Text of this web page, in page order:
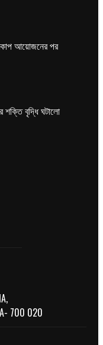
আয়োজনের পর
শক্তি বৃদ্ধি ঘটালো
700 020